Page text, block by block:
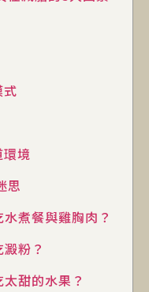
境
思
煮餐與雞胸肉？
粉？
甜的水果？